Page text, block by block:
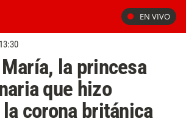
EN VIVO
la princesa
que hizo
corona británica